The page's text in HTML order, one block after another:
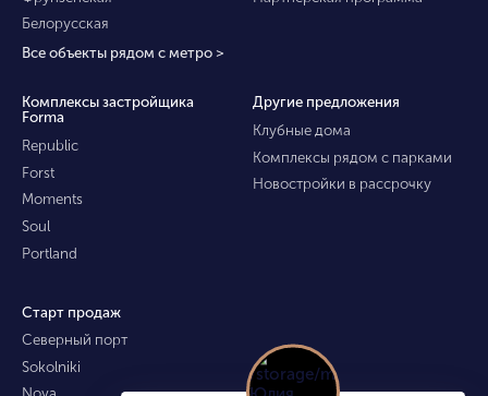
Белорусская
Все объекты рядом с метро >
Комплексы застройщика
Forma
Republic
Forst
Moments
Soul
Portland
Другие предложения
Клубные дома
Комплексы рядом с парками
Новостройки в рассрочку
Старт продаж
Северный порт
Sokolniki